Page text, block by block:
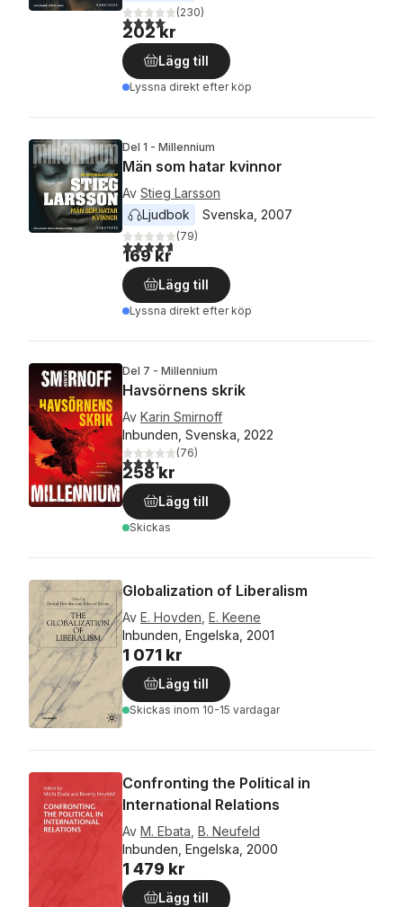
4,1utav 5 stjärnor. Totalt antal röster:
(230)
202 kr
Lägg till
Lyssna direkt efter köp
Del 1 - Millennium
Män som hatar kvinnor
Av Stieg Larsson
Ljudbok
Svenska 2007
4,7utav 5 stjärnor. Totalt antal röster:
(79)
169 kr
Lägg till
Lyssna direkt efter köp
Del 7 - Millennium
Havsörnens skrik
Av Karin Smirnoff
Inbunden, Svenska, 2022
3,3utav 5 stjärnor. Totalt antal röster:
(76)
258 kr
Lägg till
Skickas
Globalization of Liberalism
Av E. Hovden E. Keene
Inbunden, Engelska, 2001
1 071 kr
Lägg till
Skickas inom 10-15 vardagar
Confronting the Political in
International Relations
Av M. Ebata B. Neufeld
Inbunden, Engelska, 2000
1 479 kr
Lägg till